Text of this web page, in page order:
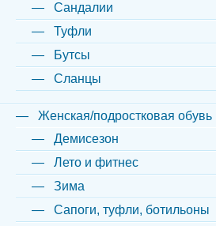
Сандалии
Туфли
Бутсы
Сланцы
Женская/подростковая обувь
Демисезон
Лето и фитнес
Зима
Сапоги, туфли, ботильоны